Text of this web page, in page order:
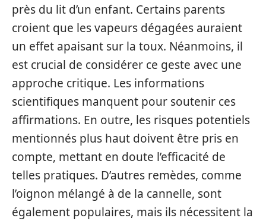
près du lit d’un enfant. Certains parents
croient que les vapeurs dégagées auraient
un effet apaisant sur la toux. Néanmoins, il
est crucial de considérer ce geste avec une
approche critique. Les informations
scientifiques manquent pour soutenir ces
affirmations. En outre, les risques potentiels
mentionnés plus haut doivent être pris en
compte, mettant en doute l’efficacité de
telles pratiques. D’autres remèdes, comme
l’oignon mélangé à de la cannelle, sont
également populaires, mais ils nécessitent la